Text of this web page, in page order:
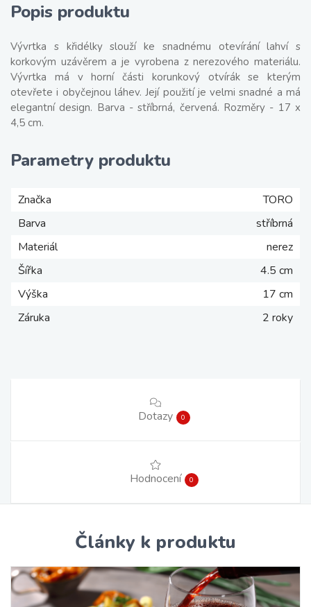
Popis produktu
Vývrtka s křidélky slouží ke snadnému otevírání lahví s
korkovým uzávěrem a je vyrobena z nerezového materiálu.
Vývrtka má v horní části korunkový otvírák se kterým
otevřete i obyčejnou láhev. Její použití je velmi snadné a má
elegantní design. Barva - stříbrná, červená. Rozměry - 17 x
4,5 cm.
Parametry produktu
Značka
TORO
Barva
stříbrná
Materiál
nerez
Šířka
4.5 cm
Výška
17 cm
Záruka
2 roky
Dotazy 0
Hodnocení 0
Články k produktu